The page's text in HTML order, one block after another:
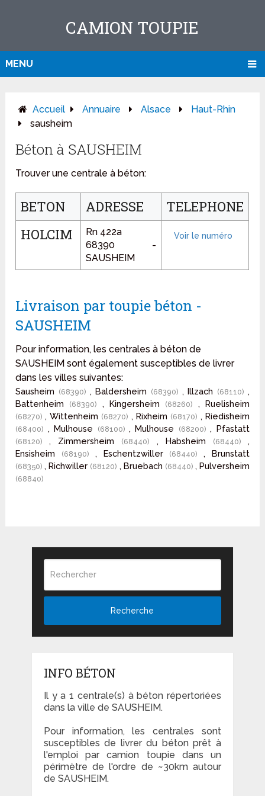
CAMION TOUPIE
MENU
Accueil Annuaire Alsace
Haut-Rhin
sausheim
Béton à SAUSHEIM
Trouver une centrale à béton:
BETON ADRESSE
TELEPHONE
HOLCIM
Rn 422a
68390 -
SAUSHEIM
Livraison par toupie béton -
SAUSHEIM
Pour information, les centrales à béton de
SAUSHEIM sont également susceptibles de livrer
dans les villes suivantes:
Sausheim (68390) , Baldersheim (68390) , Illzach (68110) ,
Battenheim
(68390) , Kingersheim (68260) , Ruelisheim
(68270), Wittenheim (68270) , Rixheim (68170) , Riedisheim
(68400) , Mulhouse (68100) , Mulhouse (68200), Pfastatt
(68120), Zimmersheim (68440) , Habsheim (68440) ,
Ensisheim
(68190) , Eschentzwiller (68440), Brunstatt
(68350), Richwiller (68120) , Bruebach (68440) , Pulversheim
(68840)
Recherche
INFO BÉTON
Il y a 1 centrale(s) à béton répertoriées
dans la ville de SAUSHEIM.
Pour information, les centrales sont
susceptibles de livrer du béton prêt à
l'emploi par camion toupie dans un
périmètre de l'ordre de ~30km autour
de SAUSHEIM.